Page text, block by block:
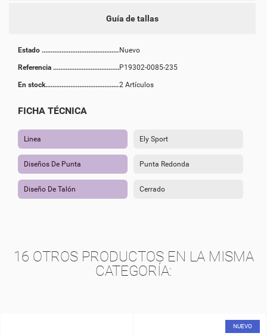
Guía de tallas
Estado Nuevo
Referencia P19302-0085-235
En stock 2 Artículos
FICHA TÉCNICA
Linea Ely Sport
Diseños De Punta Punta Redonda
Diseño De Talón Cerrado
16 OTROS PRODUCTOS EN LA MISMA
CATEGORÍA:
NUEVO